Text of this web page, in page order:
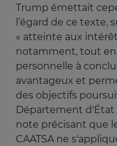
Trump émettait
l’égard de ce texte,
« atteinte aux
notamment, tout
personnelle à
avantageux et
des objectifs
Département d'État
note précisant que
CAATSA ne